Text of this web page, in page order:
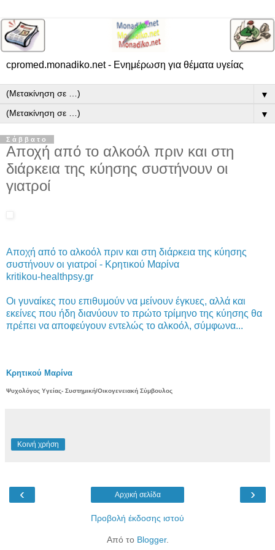
cpromed.monadiko.net - Ενημέρωση για θέματα υγείας
▼
▼
Σάββατο
Αποχή από το αλκοόλ πριν και στη
διάρκεια της κύησης συστήνουν οι
γιατροί
Αποχή από το αλκοόλ πριν και στη διάρκεια της κύησης
συστήνουν οι γιατροί - Κρητικού Μαρίνα
kritikou-healthpsy.gr
Οι γυναίκες που επιθυμούν να μείνουν έγκυες, αλλά και
εκείνες που ήδη διανύουν το πρώτο τρίμηνο της κύησης θα
πρέπει να αποφεύγουν εντελώς το αλκοόλ, σύμφωνα...
Κρητικού Μαρίνα
Ψυχολόγος Υγείας- Συστημική/Οικογενειακή Σύμβουλος
Κοινή χρήση
‹ ›
Αρχική σελίδα
Προβολή έκδοσης ιστού
Από το Blogger.